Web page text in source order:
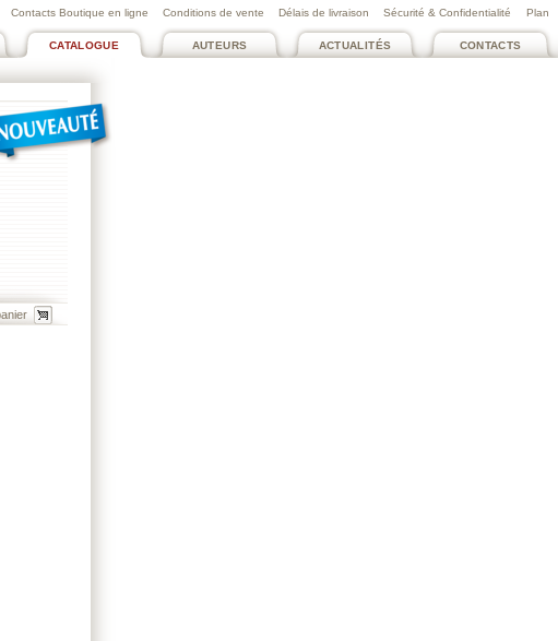
Plan
Contacts Boutique en ligne Conditions de vente Délais de livraison Sécurité & Confidentialité
CONTACTS
ACTUALITÉS
AUTEURS
CATALOGUE